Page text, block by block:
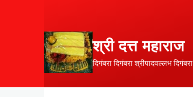
श्री दत्त महाराज
दिगंबरा दिगंबरा श्रीपादवल्लभ दिगंबरा